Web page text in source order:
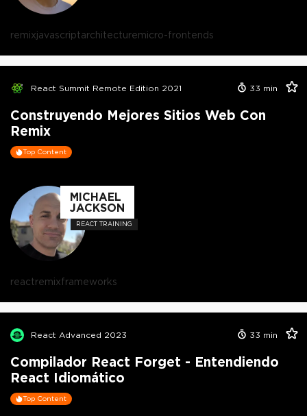
remixjavascriptarchitecturemicro-frontends
React Summit Remote Edition 2021 33 min
Construyendo Mejores Sitios Web Con
Remix
Top Content
MICHAEL
JACKSON
REACT TRAINING
reactremixframeworks
React Advanced 2023 33 min
Compilador React Forget - Entendiendo
React Idiomático
Top Content